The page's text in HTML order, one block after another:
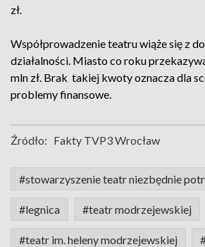
zł.
Współprowadzenie teatru wiąże się z
działalności. Miasto co roku
mln zł. Brak takiej kwoty oznacza dla
problemy finansowe.
Źródło: Fakty TVP3 Wrocław
#stowarzyszenie teatr niezbędnie
#legnica #teatr modrzejewskiej
#teatr im. heleny modrzejewskiej